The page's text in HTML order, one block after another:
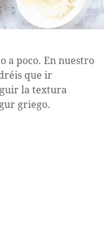
a poco. En nuestro
que ir
la textura
griego.